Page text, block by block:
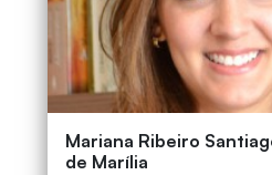
Mariana Ribeiro
de Marília